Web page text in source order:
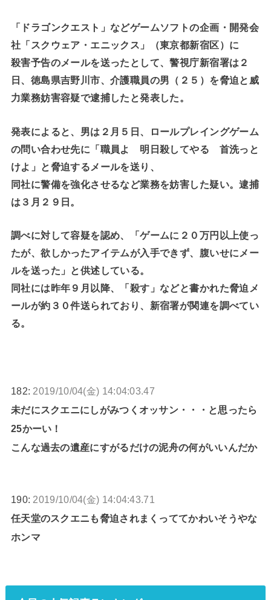
「ドラゴンクエスト」などゲームソフトの企画・開発会
社「スクウェア・エニックス」（東京都新宿区）に
殺害予告のメールを送ったとして、警視庁新宿署は２
日、徳島県吉野川市、介護職員の男（２５）を脅迫と威
力業務妨害容疑で逮捕したと発表した。
発表によると、男は２月５日、ロールプレイングゲーム
の問い合わせ先に「職員よ 明日殺してやる 首洗っと
けよ」と脅迫するメールを送り、
同社に警備を強化させるなど業務を妨害した疑い。逮捕
は３月２９日。
調べに対して容疑を認め、「ゲームに２０万円以上使っ
たが、欲しかったアイテムが入手できず、腹いせにメー
ルを送った」と供述している。
同社には昨年９月以降、「殺す」などと書かれた脅迫メ
ールが約３０件送られており、新宿署が関連を調べてい
る。
182: 2019/10/04(金) 14:04:03.47
未だにスクエニにしがみつくオッサン・・・と思ったら
25かーい！
こんな過去の遺産にすがるだけの泥舟の何がいいんだか
190: 2019/10/04(金) 14:04:43.71
任天堂のスクエニも脅迫されまくっててかわいそうやな
ホンマ